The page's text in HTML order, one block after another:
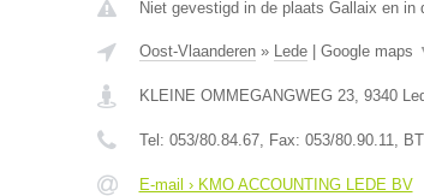
Niet gevestigd in de plaats Gallaix en in
Oost-Vlaanderen» Lede| Google maps
KLEINE OMMEGANGWEG 23, 9340
Tel: 053/80.84.67, Fax: 053/80.90.11,
E-mail › KMO ACCOUNTING LEDE BV